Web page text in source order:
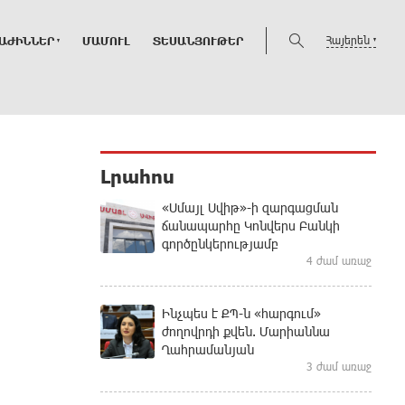
ՄԱՄՈՒԼ ՏԵՍԱՆՅՈՒԹԵՐ Հայերեն
Լրահոս
«Սմայլ Սվիթ»-ի զարգացման
ճանապարհը Կոնվերս Բանկի
գործընկերությամբ
4 ժամ առաջ
Ինչպես է ՔՊ-ն «հարգում»
ժողովրդի քվեն. Մարիաննա
Ղահրամանյան
3 ժամ առաջ